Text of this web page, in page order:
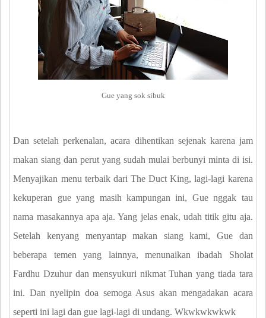
Gue yang sok sibuk
Dan setelah perkenalan, acara dihentikan sejenak karena jam
makan siang dan perut yang sudah mulai berbunyi minta di isi.
Menyajikan menu terbaik dari The Duct King, lagi-lagi karena
kekuperan gue yang masih kampungan ini, Gue nggak tau
nama masakannya apa aja. Yang jelas enak, udah titik gitu aja.
Setelah kenyang menyantap makan siang kami, Gue dan
beberapa temen yang lainnya, menunaikan ibadah Sholat
Fardhu Dzuhur dan mensyukuri nikmat Tuhan yang tiada tara
ini. Dan nyelipin doa semoga Asus akan mengadakan acara
seperti ini lagi dan gue lagi-lagi di undang. Wkwkwkwkwk